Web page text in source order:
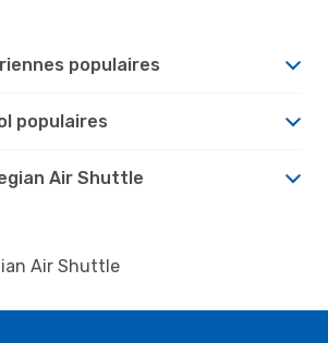
populaires
populaires
Air Shuttle
Air Shuttle